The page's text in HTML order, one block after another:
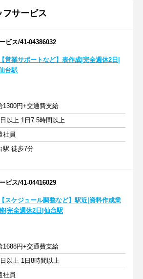
フサービス
ビス/41-04386032
【営業サポートなど】表作成|完全週休2日|
台駅
1300円+交通費支給
以上 1日7.5時間以上
社員
駅 徒歩7分
ビス/41-04416029
【スケジュール調整など】駅近|資料作成業
|完全週休2日|仙台駅
1688円+交通費支給
以上 1日8時間以上
社員